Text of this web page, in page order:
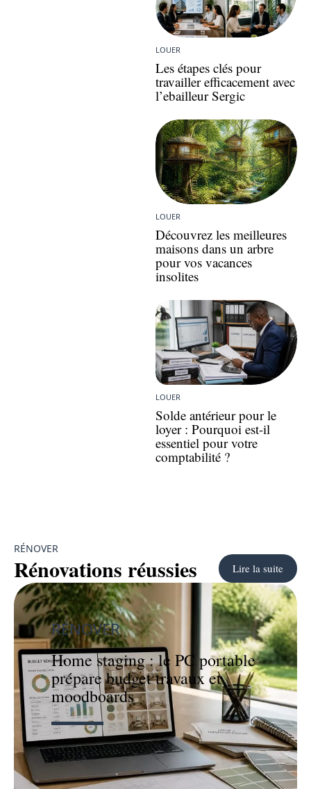
LOUER
Les étapes clés pour
travailler efficacement avec
l’ebailleur Sergic
LOUER
Découvrez les meilleures
maisons dans un arbre
pour vos vacances
insolites
LOUER
Solde antérieur pour le
loyer : Pourquoi est-il
essentiel pour votre
comptabilité ?
RÉNOVER
Rénovations réussies Lire la suite
RÉNOVER
Home staging : le PC portable
prépare budget travaux et
moodboards